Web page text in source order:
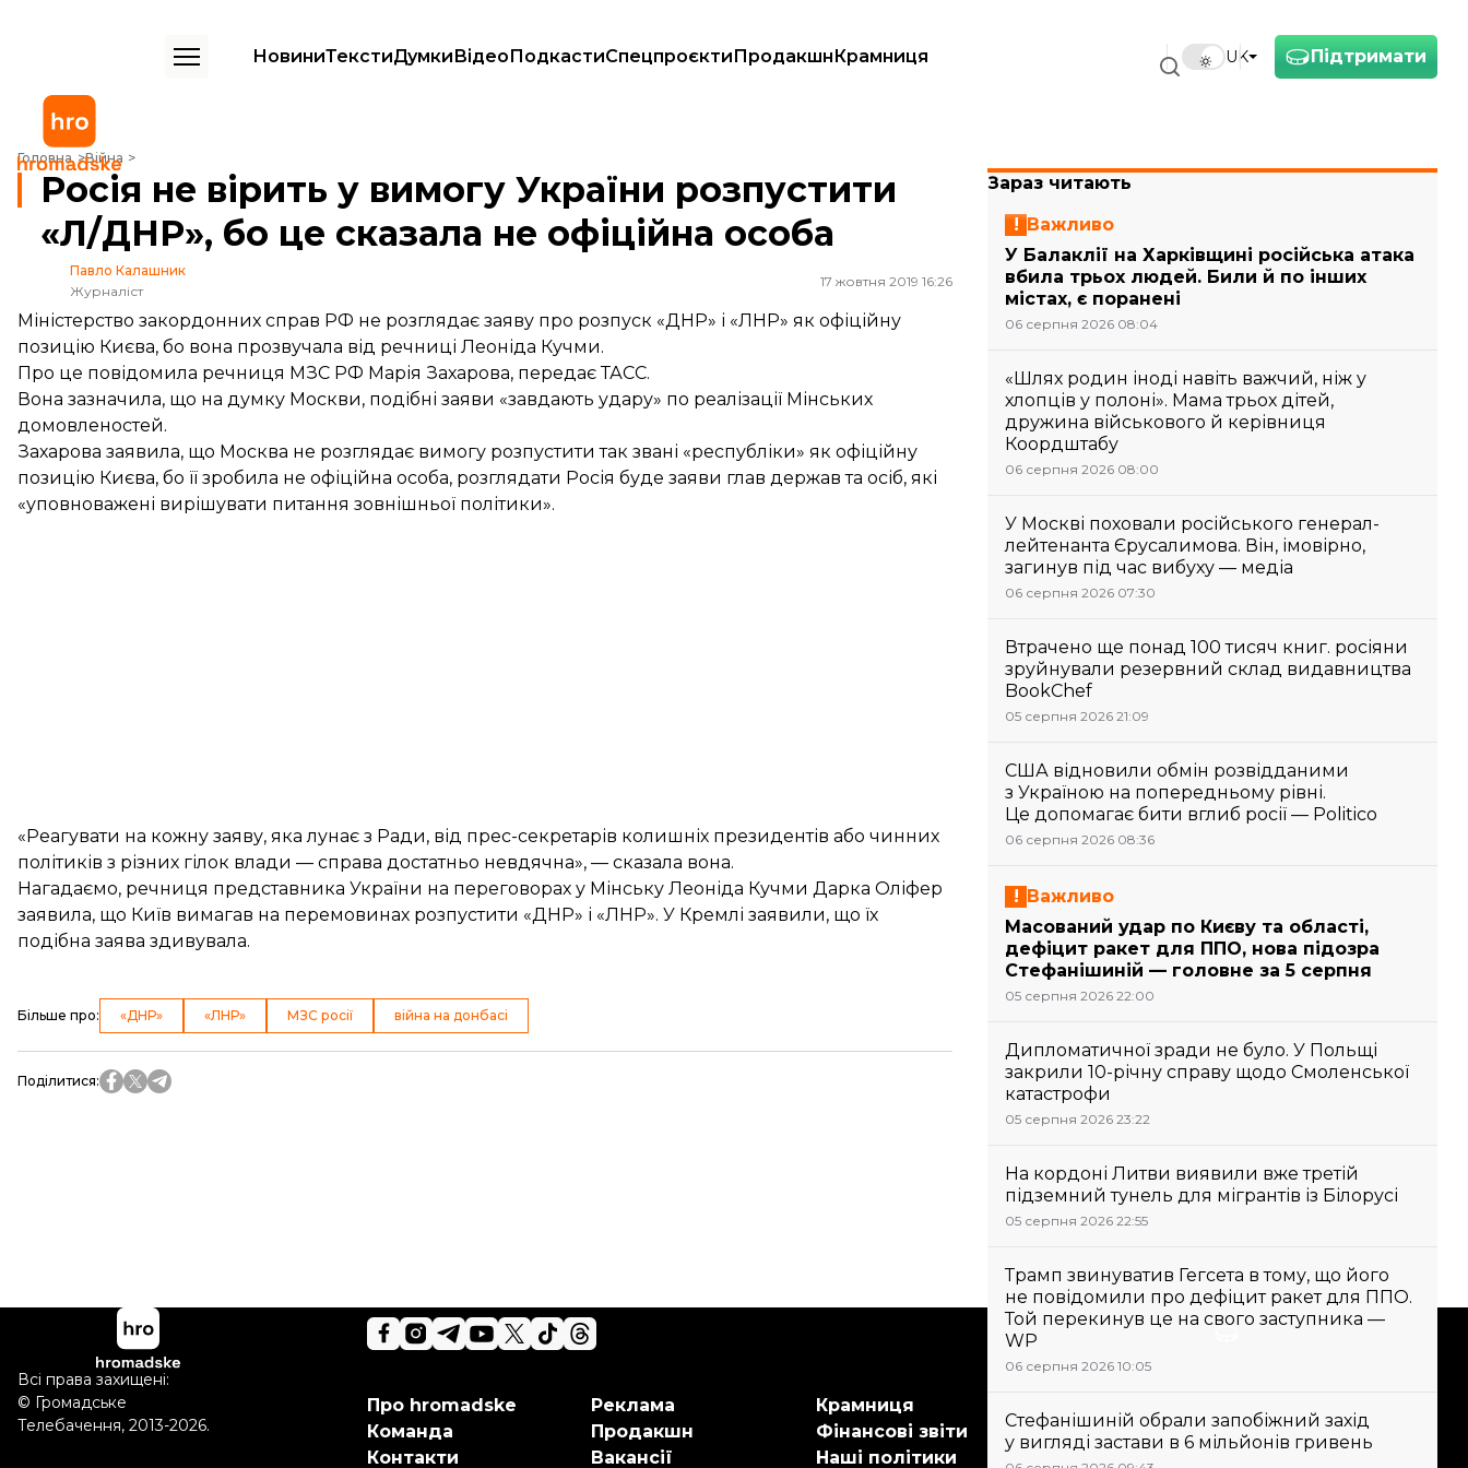
Підтримати
UK
НовиниТекстиДумкиВідеоПодкастиСпецпроєктиПродакшнКрамниця
Головна Війна
Росія не вірить у вимогу України розпустити «Л/ДНР», бо це сказала не офіційна особа
Росія не вірить у вимогу України розпустити
«Л/ДНР», бо це сказала не офіційна особа
Павло Калашник
Журналіст
17 жовтня 2019 16:26
Міністерство закордонних справ РФ не розглядає заяву про розпуск «ДНР» і «ЛНР» як офіційну
позицію Києва, бо вона прозвучала від речниці Леоніда Кучми.
Про це повідомила речниця МЗС РФ Марія Захарова, передаєТАСС.
Вона зазначила, що на думку Москви, подібні заяви «завдають удару» по реалізації Мінських
домовленостей.
Захарова заявила, що Москва не розглядає вимогу розпустити так звані «республіки» як офіційну
позицію Києва, бо її зробила не офіційна особа, розглядати Росія буде заяви глав держав та осіб, які
«уповноважені вирішувати питання зовнішньої політики».
«Реагувати на кожну заяву, яка лунає з Ради, від прес-секретарів колишніх президентів або чинних
політиків з різних гілок влади — справа достатньо невдячна», — сказала вона.
Нагадаємо, речниця представника України на переговорах у Мінську Леоніда Кучми Дарка Оліфер
заявила, що Київ вимагав на перемовинах розпустити «ДНР» і «ЛНР». У Кремлі заявили, що їх
подібна заява здивувала.
Більше про: «ДНР» «ЛНР» МЗС росії війна на донбасі
Поділитися:
Зараз читають
Важливо
У Балаклії на Харківщині російська атака
вбила трьох людей. Били й по інших
містах, є поранені
06 серпня 2026 08:04
«Шлях родин іноді навіть важчий, ніж у
хлопців у полоні». Мама трьох дітей,
дружина військового й керівниця
Коордштабу
06 серпня 2026 08:00
У Москві поховали російського генерал-
лейтенанта Єрусалимова. Він, імовірно,
загинув під час вибуху — медіа
06 серпня 2026 07:30
Втрачено ще понад 100 тисяч книг. росіяни
зруйнували резервний склад видавництва
BookChef
05 серпня 2026 21:09
США відновили обмін розвідданими
з Україною на попередньому рівні.
Це допомагає бити вглиб росії — Politico
06 серпня 2026 08:36
Важливо
Масований удар по Києву та області,
дефіцит ракет для ППО, нова підозра
Стефанішиній — головне за 5 серпня
05 серпня 2026 22:00
Дипломатичної зради не було. У Польщі
закрили 10-річну справу щодо Смоленської
катастрофи
05 серпня 2026 23:22
На кордоні Литви виявили вже третій
підземний тунель для мігрантів із Білорусі
05 серпня 2026 22:55
Трамп звинуватив Гегсета в тому, що його
не повідомили про дефіцит ракет для ППО.
Той перекинув це на свого заступника —
WP
06 серпня 2026 10:05
Стефанішиній обрали запобіжний захід
у вигляді застави в 6 мільйонів гривень
Підтримати
Ми працюємо для тебе та
завдяки тобі. Будь нашим
Про hromadske
Команда
Контакти
Реклама
Продакшн
Вакансії
Крамниця
Фінансові звіти
Наші політики
Всі права захищені:
© Громадське
Телебачення, 2013-2026.